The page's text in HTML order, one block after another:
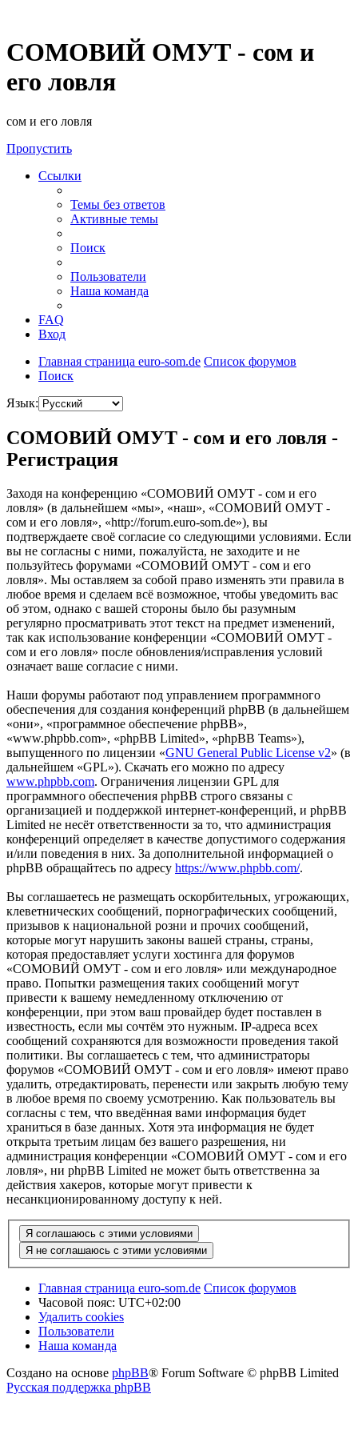
СОМОВИЙ ОМУТ - сом и
его ловля
сом и его ловля
Пропустить
Ссылки
Темы без ответов
Активные темы
Поиск
Пользователи
Наша команда
FAQ
Вход
Главная страница euro-som.de Список форумов
Поиск
Язык:
СОМОВИЙ ОМУТ - сом и его ловля -
Регистрация
Заходя на конференцию «СОМОВИЙ ОМУТ - сом и его
ловля» (в дальнейшем «мы», «наш», «СОМОВИЙ ОМУТ -
сом и его ловля», «http://forum.euro-som.de»), вы
подтверждаете своё согласие со следующими условиями. Если
вы не согласны с ними, пожалуйста, не заходите и не
пользуйтесь форумами «СОМОВИЙ ОМУТ - сом и его
ловля». Мы оставляем за собой право изменять эти правила в
любое время и сделаем всё возможное, чтобы уведомить вас
об этом, однако с вашей стороны было бы разумным
регулярно просматривать этот текст на предмет изменений,
так как использование конференции «СОМОВИЙ ОМУТ -
сом и его ловля» после обновления/исправления условий
означает ваше согласие с ними.
Наши форумы работают под управлением программного
обеспечения для создания конференций phpBB (в дальнейшем
«они», «программное обеспечение phpBB»,
«www.phpbb.com», «phpBB Limited», «phpBB Teams»),
выпущенного по лицензии «GNU General Public License v2» (в
дальнейшем «GPL»). Скачать его можно по адресу
www.phpbb.com. Ограничения лицензии GPL для
программного обеспечения phpBB строго связаны с
организацией и поддержкой интернет-конференций, и phpBB
Limited не несёт ответственности за то, что администрация
конференций определяет в качестве допустимого содержания
и/или поведения в них. За дополнительной информацией о
phpBB обращайтесь по адресу https://www.phpbb.com/.
Вы соглашаетесь не размещать оскорбительных, угрожающих,
клеветнических сообщений, порнографических сообщений,
призывов к национальной розни и прочих сообщений,
которые могут нарушить законы вашей страны, страны,
которая предоставляет услуги хостинга для форумов
«СОМОВИЙ ОМУТ - сом и его ловля» или международное
право. Попытки размещения таких сообщений могут
привести к вашему немедленному отключению от
конференции, при этом ваш провайдер будет поставлен в
известность, если мы сочтём это нужным. IP-адреса всех
сообщений сохраняются для возможности проведения такой
политики. Вы соглашаетесь с тем, что администраторы
форумов «СОМОВИЙ ОМУТ - сом и его ловля» имеют право
удалить, отредактировать, перенести или закрыть любую тему
в любое время по своему усмотрению. Как пользователь вы
согласны с тем, что введённая вами информация будет
храниться в базе данных. Хотя эта информация не будет
открыта третьим лицам без вашего разрешения, ни
администрация конференции «СОМОВИЙ ОМУТ - сом и его
ловля», ни phpBB Limited не может быть ответственна за
действия хакеров, которые могут привести к
несанкционированному доступу к ней.
Главная страница euro-som.de Список форумов
Часовой пояс: UTC+02:00
Удалить cookies
Пользователи
Наша команда
Создано на основе phpBB® Forum Software © phpBB Limited
Русская поддержка phpBB